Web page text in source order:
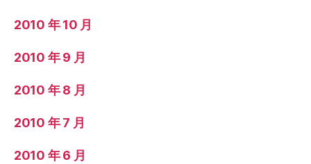
2010 年 10 月
2010 年 9 月
2010 年 8 月
2010 年 7 月
2010 年 6 月